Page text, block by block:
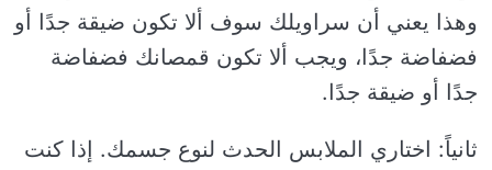
وهذا يعني أن سراويلك سوف ألا تكون ضيقة جدًا أو
فضفاضة جدًا، ويجب ألا تكون قمصانك فضفاضة
جدًا أو ضيقة جدًا.
ثانياً: اختاري الملابس الحدث لنوع جسمك. إذا كنت